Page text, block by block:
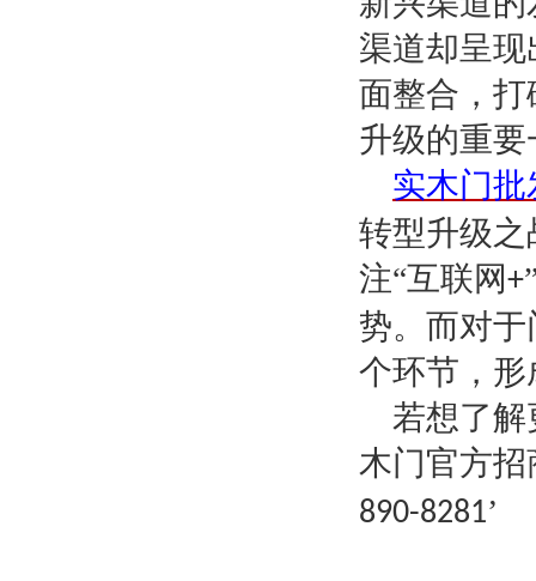
渠道却呈
面整合，
升级的重要
实木门批
转型升级
注“互联网+
势。而对
个环节，
若想了解
木门官方招
890-8281’